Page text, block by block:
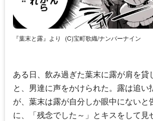
『葉末と露』より (C)宝町歌織/ナンバーナイン
ある日、飲み過ぎた葉末に露が肩を貸
と、男達に声をかけられた。露は追い
が、葉末は露が自分しか眼中にないと
に、「残念でした～」とキスをして見